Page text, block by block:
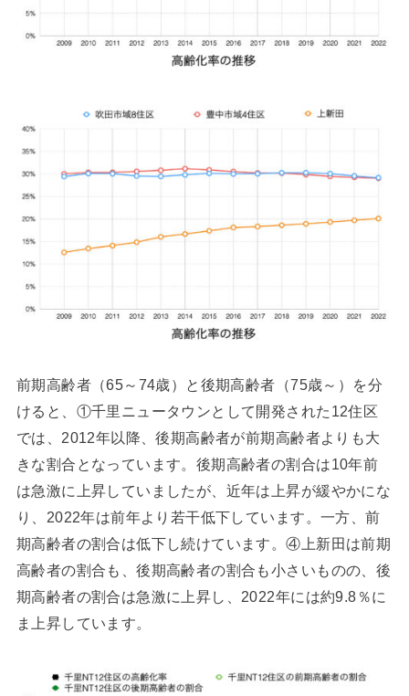
前期高齢者（65～74歳）と後期高齢者（75歳～）を分
けると、①千里ニュータウンとして開発された12住区
では、2012年以降、後期高齢者が前期高齢者よりも大
きな割合となっています。後期高齢者の割合は10年前
は急激に上昇していましたが、近年は上昇が緩やかにな
り、2022年は前年より若干低下しています。一方、前
期高齢者の割合は低下し続けています。④上新田は前期
高齢者の割合も、後期高齢者の割合も小さいものの、後
期高齢者の割合は急激に上昇し、2022年には約9.8％に
ま上昇しています。